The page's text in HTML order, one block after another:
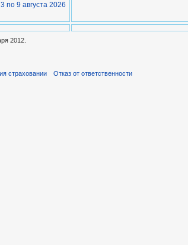
по 9 августа 2026
2012.
страховании Отказ от ответственности